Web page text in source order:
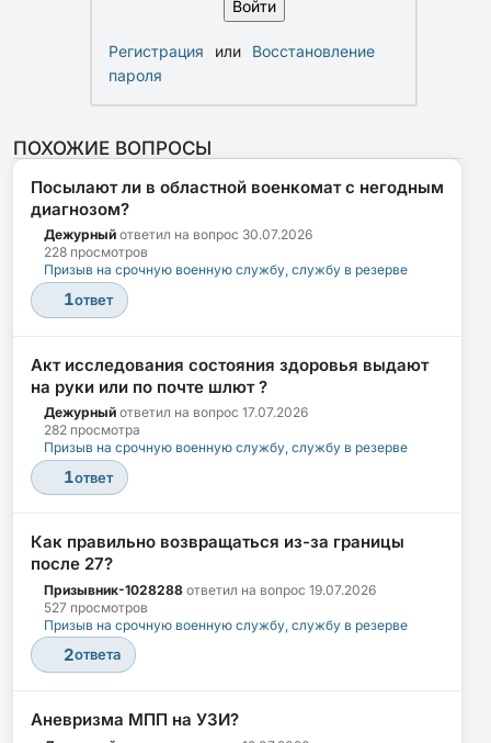
Регистрация или
Восстановление
пароля
ПОХОЖИЕ ВОПРОСЫ
Посылают ли в областной военкомат с негодным
диагнозом?
Дежурный ответил на вопрос 30.07.2026
228 просмотров
Призыв на срочную военную службу, службу в резерве
1ответ
Акт исследования состояния здоровья выдают
на руки или по почте шлют ?
Дежурный ответил на вопрос 17.07.2026
282 просмотра
Призыв на срочную военную службу, службу в резерве
1ответ
Как правильно возвращаться из-за границы
после 27?
Призывник-1028288 ответил на вопрос 19.07.2026
527 просмотров
Призыв на срочную военную службу, службу в резерве
2ответа
Аневризма МПП на УЗИ?